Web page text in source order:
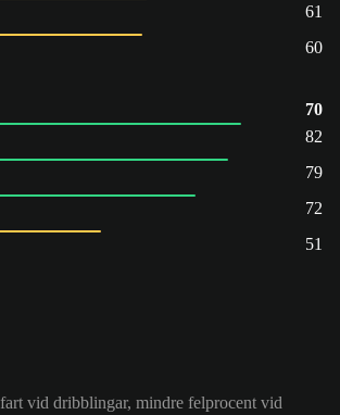
61
60
70
82
79
72
51
vid dribblingar, mindre felprocent vid